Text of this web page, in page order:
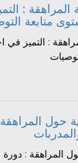
المراهقة :
متابعة
: التميز في
حول
المراهقة :